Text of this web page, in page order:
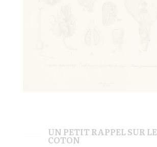
UN PETIT RAPPEL SUR LE
COTON